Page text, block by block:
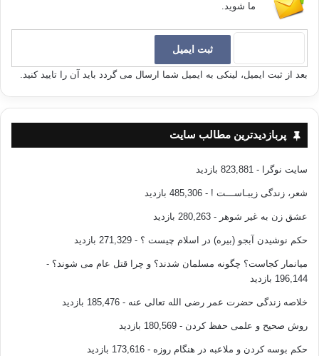
ما شوید.
بعد از ثبت ایمیل، لینکی به ایمیل شما ارسال می گردد باید آن را تایید کنید.
پربازدیدترین مطالب سایت
سایت نوگرا - 823,881 بازدید
شعر، زندگی زیبـاســـت ! - 485,306 بازدید
عشق زن به غیر شوهر - 280,263 بازدید
حکم نوشیدن آبجو (بیره) در اسلام چیست ؟ - 271,329 بازدید
میانمار کجاست؟ چگونه مسلمان شدند؟ و چرا قتل عام می شوند؟ -
196,144 بازدید
خلاصه زندگی حضرت عمر رضی الله تعالی عنه - 185,476 بازدید
روش صحیح و علمی حفظ کردن - 180,569 بازدید
حکم بوسه کردن و ملاعبه در هنگام روزه - 173,616 بازدید